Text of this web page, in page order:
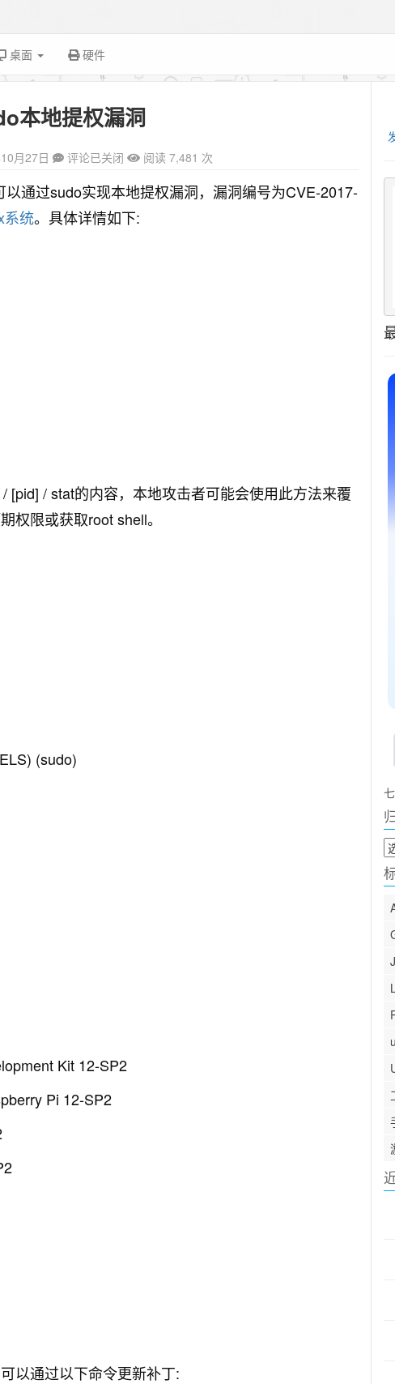
桌面 硬件
本地提权漏洞
月27日 评论已关闭 阅读 7,481 次
以通过sudo实现本地提权漏洞，漏洞编号为CVE-2017-
系统。具体详情如下:
[pid] / stat的内容，本地攻击者可能会使用此方法来覆
权限或获取root shell。
(sudo)
Kit 12-SP2
Pi 12-SP2
以通过以下命令更新补丁:
归
档